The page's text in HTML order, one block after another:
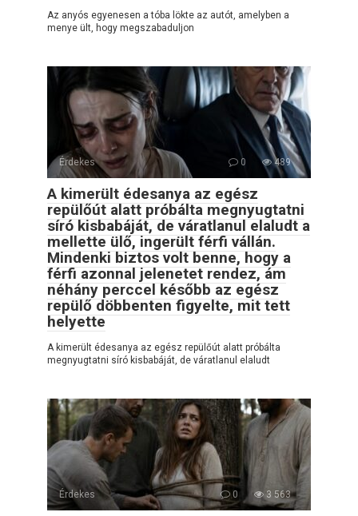
Az anyós egyenesen a tóba lökte az autót, amelyben a
menye ült, hogy megszabaduljon
Érdekes 0 489
A kimerült édesanya az egész
repülőút alatt próbálta megnyugtatni
síró kisbabáját, de váratlanul elaludt a
mellette ülő, ingerült férfi vállán.
Mindenki biztos volt benne, hogy a
férfi azonnal jelenetet rendez, ám
néhány perccel később az egész
repülő döbbenten figyelte, mit tett
helyette
A kimerült édesanya az egész repülőút alatt próbálta
megnyugtatni síró kisbabáját, de váratlanul elaludt
Érdekes 0 3 563